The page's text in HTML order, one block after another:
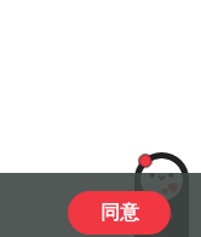
LiLi
同意